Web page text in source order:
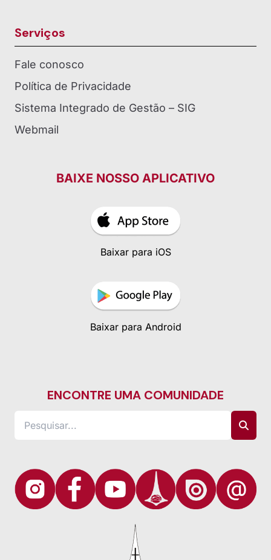
Serviços
Fale conosco
Política de Privacidade
Sistema Integrado de Gestão – SIG
Webmail
BAIXE NOSSO APLICATIVO
Baixar para iOS
Baixar para Android
ENCONTRE UMA COMUNIDADE